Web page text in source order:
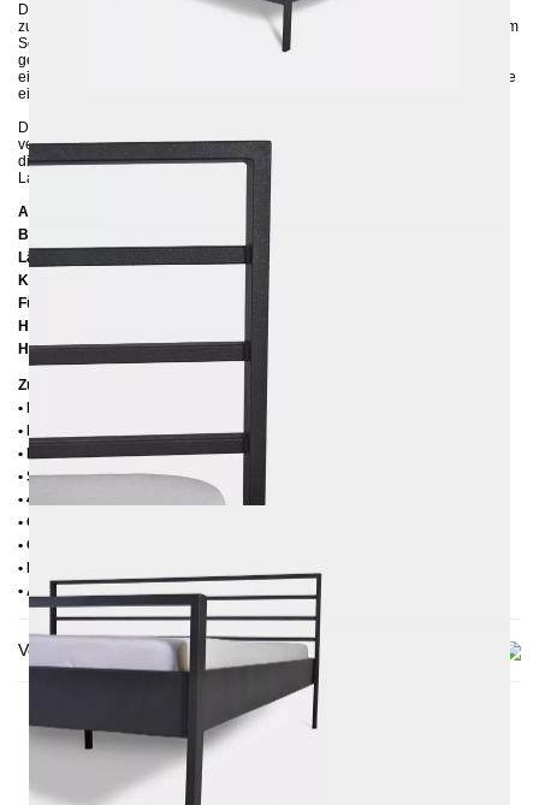
Das geradlinige Metallbett TUISTOpasst perfekt in moderne Räume und
zum Industrial-Stil. Ein Metallbett, das Ästhetik und
Komfort vereint und Ihrem
Schlafzimmer einen modernen Look verpasst. Für das aus Vierkantrohren
gefertigte Metallbett TUISTO haben wir vier passende Farben ausgesucht:
ein raues Schwarz-Matt und Graphite-Matt, ein
mattes Weiß sowie
ein Silbergrau.
Das Metallbett hat sehr stabile Konstruktion, deren Elemente mit Schrauben
verbunden werden. Es verfügt über eine Mitteltraverse mit einem Stützfuß,
die zur Verstärkung des Bettrahmens dient und die Möglichkeit zwei
Lattenroste reinzulegen bietet.
Abmessungen
Breite:
Länge:
Kopfteilhöhe: 95
Füßteilhöhe: 60
Höhe bis zur Rahmenunterkante:
Höhe bis zur Rahmenoberkante:
39 cm
Zusätzliche Informationen
• Handmade
• Pulverbesichtet
• Fußstopfen aus Kunststoff
• Seitenablagen für Lattenrost 2,8 cm
• 4 cm breite Mitteltraverse
• Ohne Lattenrost
• Ohne Matratze
• Lieferzustand: Zerlegt (in 2 Kartons)
• Andere RAL-Farben auf Anfrage möglich
Versand & Lieferung